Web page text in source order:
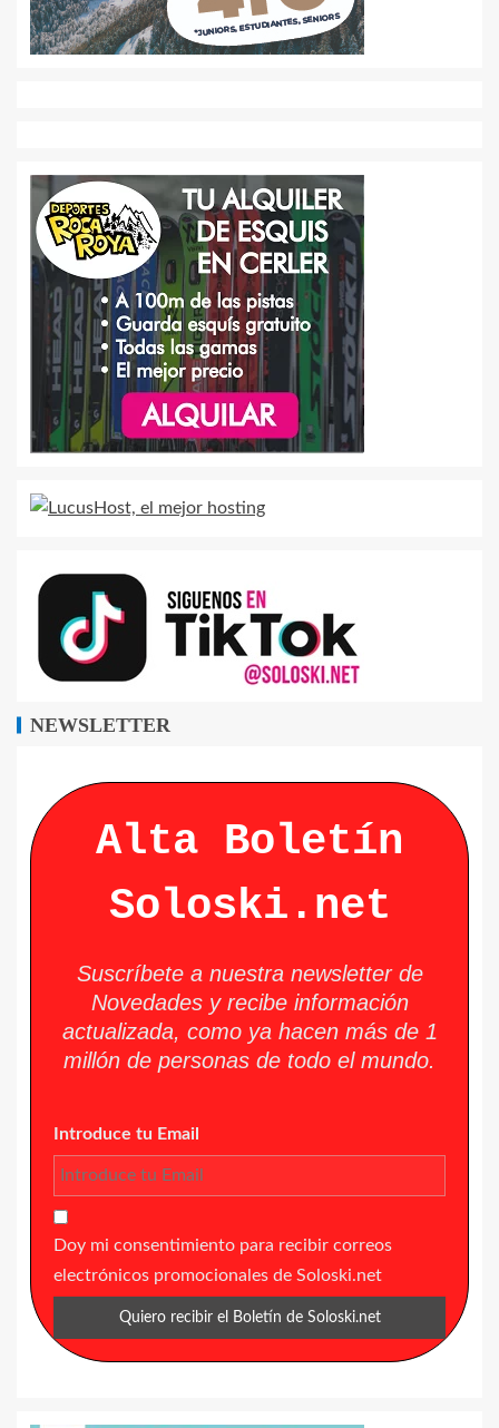
NEWSLETTER
Alta Boletín
Soloski.net
Suscríbete a nuestra newsletter de
Novedades y recibe información
actualizada, como ya hacen más de 1
millón de personas de todo el mundo.
Introduce tu Email
Doy mi consentimiento para recibir correos
electrónicos promocionales de Soloski.net